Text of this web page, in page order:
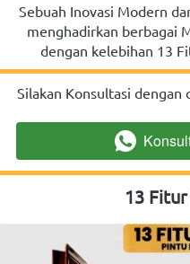
Sebuah Inovasi Modern
menghadirkan berbagai
dengan kelebihan 13
Silakan Konsultasi
`
13 Fitur